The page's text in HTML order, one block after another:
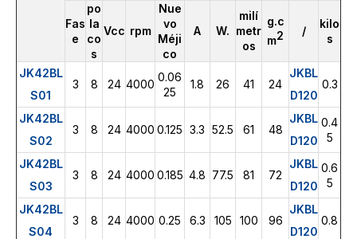
Fas
e
po
la
co
s
Vcc rpm
Nue
vo
Méji
co
A W.
milí
metr
os
g.c
m2 /
kilo
s
JK42BL
S01
3 8 24 4000
0.06
25
1.8 26 41 24
JKBL
D120
0.3
JK42BL
S02
3 8 24 4000 0.125 3.3 52.5 61 48
JKBL
D120
0.4
5
JK42BL
S03
3 8 24 4000 0.185 4.8 77.5 81 72
JKBL
D120
0.6
5
JK42BL
S04
3 8 24 4000 0.25 6.3 105 100 96
JKBL
D120
0.8